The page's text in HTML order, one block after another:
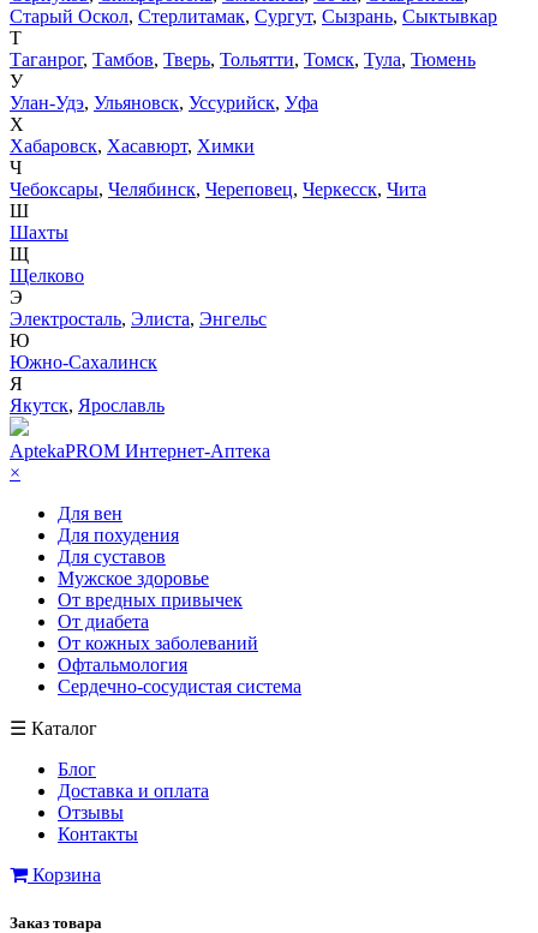
Старый Оскол, Стерлитамак, Сургут, Сызрань, Сыктывкар
Т
Таганрог, Тамбов, Тверь, Тольятти, Томск, Тула, Тюмень
У
Улан-Удэ, Ульяновск, Уссурийск, Уфа
Х
Хабаровск, Хасавюрт, Химки
Ч
Чебоксары, Челябинск, Череповец, Черкесск, Чита
Ш
Шахты
Щ
Щелково
Э
Электросталь, Элиста, Энгельс
Ю
Южно-Сахалинск
Я
Якутск, Ярославль
AptekaPROM Интернет-Аптека
×
Для вен
Для похудения
Для суставов
Мужское здоровье
От вредных привычек
От диабета
От кожных заболеваний
Офтальмология
Сердечно-сосудистая система
☰ Каталог
Блог
Доставка и оплата
Отзывы
Контакты
Корзина
Заказ товара